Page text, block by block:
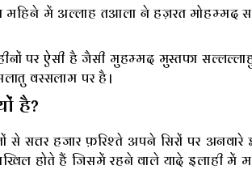
में अल्लाह तआला ने हज़रत मोहम्मद
पर ऐसी है जैसी मुहम्मद मुस्तफा
वस्सलाम पर है।
है?
से सत्तर हजार फ़रिश्ते अपने सिरों पर
होते हैं जिसमें रहने वाले यादे इलाही में